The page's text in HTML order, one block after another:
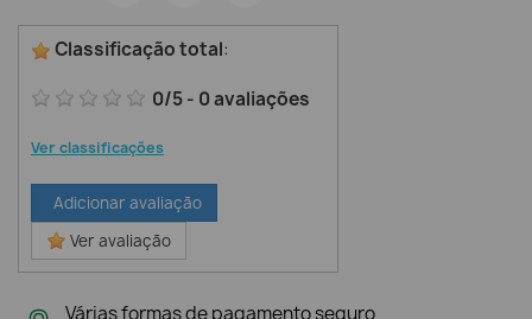
Classificação total:
0/5- 0avaliações
Ver classificações
Adicionar avaliação
Ver avaliação
Várias formas de pagamento seguro